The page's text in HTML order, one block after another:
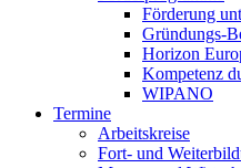
Förderung
Gründungs-
Horizon
Kompetenz
WIPANO
Termine
Arbeitskreise
Fort- und